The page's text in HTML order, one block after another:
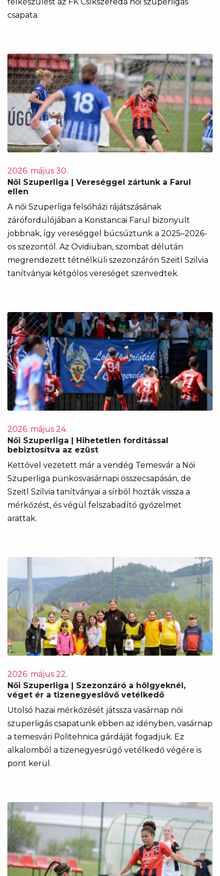
csapata.
2026. május 30.
Női Szuperliga | Vereséggel zártunk a Farul
ellen
A női Szuperliga felsőházi rájátszásának
zárófordulójában a Konstancai Farul bizonyult
jobbnak, így vereséggel búcsúztunk a 2025–2026-
os szezontól. Az Ovidiuban, szombat délután
megrendezett tétnélküli szezonzárón Szeitl Szilvia
tanítványai kétgólos vereséget szenvedtek.
2026. május 24.
Női Szuperliga | Hihetetlen fordítással
bebiztosítva az ezüst
Kettővel vezetett már a vendég Temesvár a Női
Szuperliga pünkösvasárnapi összecsapásán, de
Szeitl Szilvia tanítványai a sírból hozták vissza a
mérkőzést, és végül felszabadító győzelmet
arattak.
2026. május 22.
Női Szuperliga | Szezonzáró a hölgyeknél,
véget ér a tizenegyeslövő vetélkedő
Utolsó hazai mérkőzését játssza vasárnap női
szuperligás csapatunk ebben az idényben, vasárnap
a temesvári Politehnica gárdáját fogadjuk. Ez
alkalomból a tizenegyesrúgó vetélkedő végére is
pont kerül.